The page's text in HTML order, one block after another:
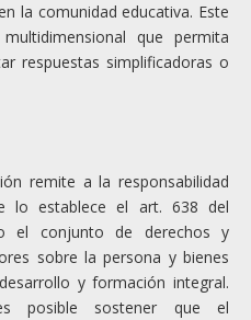
la comunidad educativa. Este
que permita
respuestas simplificadoras o
remite a la responsabilidad
lo establece el art. 638 del
el conjunto de derechos y
sobre la persona y bienes
y formación integral.
posible sostener que el